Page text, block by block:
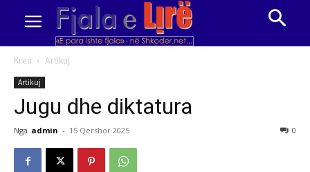
Kreu Artikuj
Artikuj
Jugu dhe diktatura
Nga admin - 15 Qershor 2025 0